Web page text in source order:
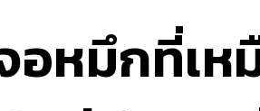
อหมึกที่เห